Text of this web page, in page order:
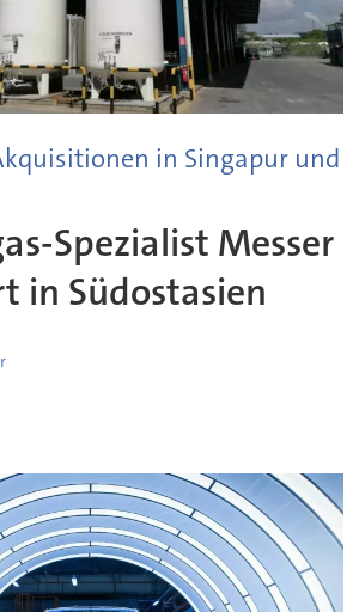
in Singapur und
Spezialist Messer
in Südostasien